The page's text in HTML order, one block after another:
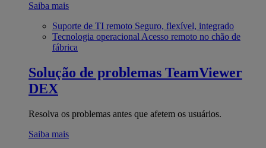
Saiba mais
Suporte de TI remoto Seguro, flexível, integrado
Tecnologia operacional Acesso remoto no chão de
fábrica
Solução de problemas TeamViewer
DEX
Resolva os problemas antes que afetem os usuários.
Saiba mais